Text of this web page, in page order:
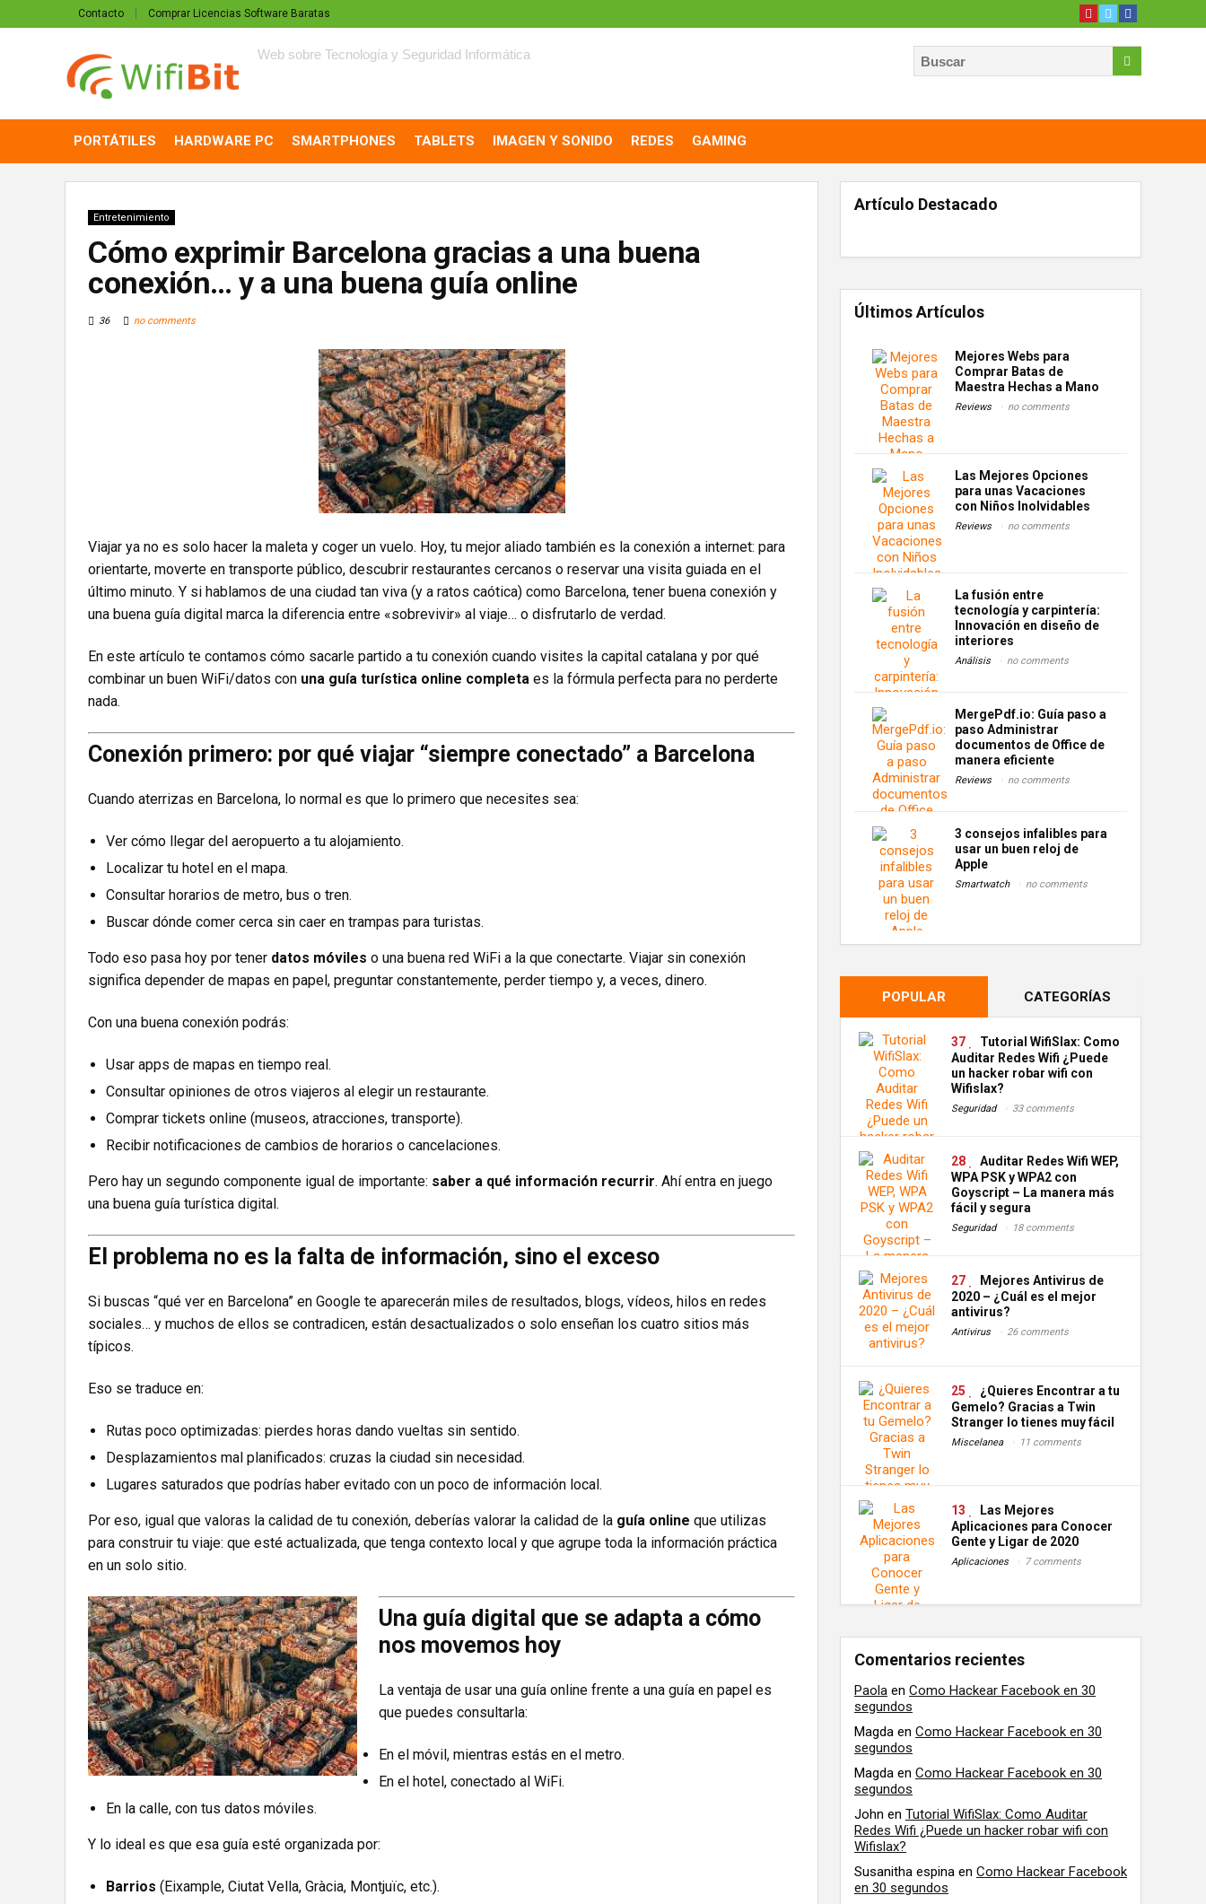
Contacto Comprar Licencias Software Baratas
Web sobre Tecnología y Seguridad Informática
PORTÁTILES HARDWARE PC SMARTPHONES TABLETS IMAGEN Y SONIDO REDES GAMING
Entretenimiento
Cómo exprimir Barcelona gracias a una buena
conexión… y a una buena guía online
36 no comments
Viajar ya no es solo hacer la maleta y coger un vuelo. Hoy, tu mejor aliado también es la conexión a internet: para
orientarte, moverte en transporte público, descubrir restaurantes cercanos o reservar una visita guiada en el
último minuto. Y si hablamos de una ciudad tan viva (y a ratos caótica) como Barcelona, tener buena conexión y
una buena guía digital marca la diferencia entre «sobrevivir» al viaje… o disfrutarlo de verdad.
En este artículo te contamos cómo sacarle partido a tu conexión cuando visites la capital catalana y por qué
combinar un buen WiFi/datos con una guía turística online completa es la fórmula perfecta para no perderte
nada.
Conexión primero: por qué viajar “siempre conectado” a Barcelona
Cuando aterrizas en Barcelona, lo normal es que lo primero que necesites sea:
Ver cómo llegar del aeropuerto a tu alojamiento.
Localizar tu hotel en el mapa.
Consultar horarios de metro, bus o tren.
Buscar dónde comer cerca sin caer en trampas para turistas.
Todo eso pasa hoy por tener datos móviles o una buena red WiFi a la que conectarte. Viajar sin conexión
significa depender de mapas en papel, preguntar constantemente, perder tiempo y, a veces, dinero.
Con una buena conexión podrás:
Usar apps de mapas en tiempo real.
Consultar opiniones de otros viajeros al elegir un restaurante.
Comprar tickets online (museos, atracciones, transporte).
Recibir notificaciones de cambios de horarios o cancelaciones.
Pero hay un segundo componente igual de importante: saber a qué información recurrir. Ahí entra en juego
una buena guía turística digital.
El problema no es la falta de información, sino el exceso
Si buscas “qué ver en Barcelona” en Google te aparecerán miles de resultados, blogs, vídeos, hilos en redes
sociales… y muchos de ellos se contradicen, están desactualizados o solo enseñan los cuatro sitios más
típicos.
Eso se traduce en:
Rutas poco optimizadas: pierdes horas dando vueltas sin sentido.
Desplazamientos mal planificados: cruzas la ciudad sin necesidad.
Lugares saturados que podrías haber evitado con un poco de información local.
Por eso, igual que valoras la calidad de tu conexión, deberías valorar la calidad de la guía online que utilizas
para construir tu viaje: que esté actualizada, que tenga contexto local y que agrupe toda la información práctica
en un solo sitio.
Una guía digital que se adapta a cómo
nos movemos hoy
La ventaja de usar una guía online frente a una guía en papel es
que puedes consultarla:
En el móvil, mientras estás en el metro.
En el hotel, conectado al WiFi.
En la calle, con tus datos móviles.
Y lo ideal es que esa guía esté organizada por:
Barrios (Eixample, Ciutat Vella, Gràcia, Montjuïc, etc.).
Artículo Destacado
Últimos Artículos
Mejores Webs para
Comprar Batas de
Maestra Hechas a Mano
Reviews no comments
Las Mejores Opciones
para unas Vacaciones
con Niños Inolvidables
Reviews no comments
La fusión entre
tecnología y carpintería:
Innovación en diseño de
interiores
Análisis no comments
MergePdf.io: Guía paso a
paso Administrar
documentos de Office de
manera eficiente
Reviews no comments
3 consejos infalibles para
usar un buen reloj de
Apple
Smartwatch no comments
POPULAR CATEGORÍAS
37
Tutorial WifiSlax: Como
Auditar Redes Wifi ¿Puede
un hacker robar wifi con
Wifislax?
Seguridad 33 comments
28
Auditar Redes Wifi WEP,
WPA PSK y WPA2 con
Goyscript – La manera más
fácil y segura
Seguridad 18 comments
27
Mejores Antivirus de
2020 – ¿Cuál es el mejor
antivirus?
Antivirus 26 comments
25
¿Quieres Encontrar a tu
Gemelo? Gracias a Twin
Stranger lo tienes muy fácil
Miscelanea 11 comments
13
Las Mejores
Aplicaciones para Conocer
Gente y Ligar de 2020
Aplicaciones 7 comments
Comentarios recientes
Paola en Como Hackear Facebook en 30
segundos
Magda en Como Hackear Facebook en 30
segundos
Magda en Como Hackear Facebook en 30
segundos
John en Tutorial WifiSlax: Como Auditar
Redes Wifi ¿Puede un hacker robar wifi con
Wifislax?
Susanitha espina en Como Hackear Facebook
en 30 segundos